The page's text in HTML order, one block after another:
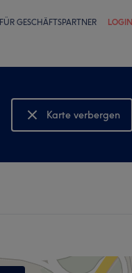
FÜR GESCHÄFTSPARTNER LOGIN
Karte verbergen
Karte anzeigen